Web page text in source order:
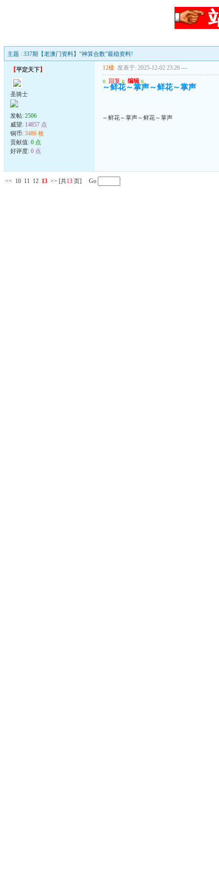
主题 : 337期【老澳门资料】“神算合数”最稳资料!
【平定天下】
圣骑士
发帖: 2506
威望: 14857 点
铜币: 3486 枚
贡献值: 0 点
好评度: 0 点
12楼 发表于: 2025-12-02 23:26 ---
u 回复 u 编辑 u
～鲜花～掌声～鲜花～掌声
～鲜花～掌声～鲜花～掌声
<< 10 11 12 13 >> [共13 页] Go